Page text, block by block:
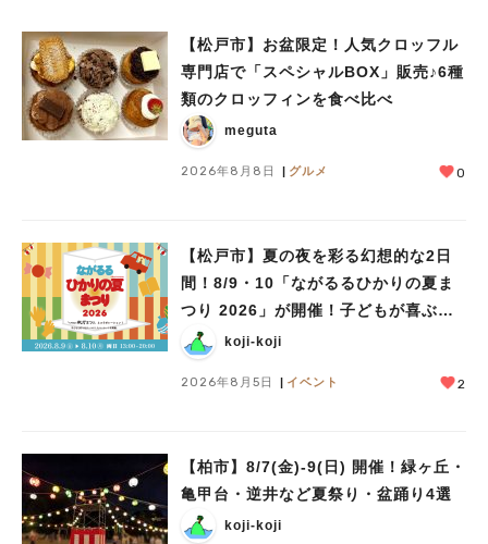
【松戸市】お盆限定！人気クロッフル
専門店で「スペシャルBOX」販売♪6種
類のクロッフィンを食べ比べ
meguta
2026年8月8日 グルメ 0
【松戸市】夏の夜を彩る幻想的な2日
間！8/9・10「ながるるひかりの夏ま
つり 2026」が開催！子どもが喜ぶワ
ークショップや限定ヒーローショーも
koji-koji
2026年8月5日 イベント 2
【柏市】8/7(金)‐9(日) 開催！緑ヶ丘・
亀甲台・逆井など夏祭り・盆踊り4選
koji-koji
#イベント#公園#教えたい／教えて投稿記事
#教えたい/こんなの見つけた